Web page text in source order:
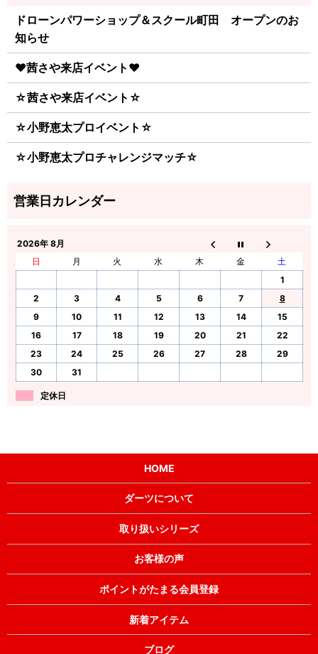
ドローンパワーショップ＆スクール町田 オープンのお
知らせ
♥茜さや来店イベント♥
☆茜さや来店イベント☆
☆小野恵太プロイベント☆
☆小野恵太プロチャレンジマッチ☆
2026年 8月
日
月 火 水 木 金
土
1
2
3 4 5 6 7
8
9
10 11 12 13 14
15
16
17 18 19 20 21
22
23
24 25 26 27 28
29
30
31
定休日
HOME
ダーツについて
取り扱いシリーズ
お客様の声
ポイントがたまる会員登録
新着アイテム
ブログ